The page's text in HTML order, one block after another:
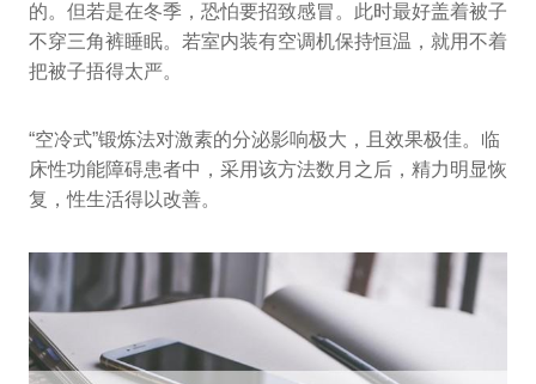
的。但若是在冬季，恐怕要招致感冒。此时最好盖着被子
不穿三角裤睡眠。若室内装有空调机保持恒温，就用不着
把被子捂得太严。
“空冷式”锻炼法对激素的分泌影响极大，且效果极佳。临
床性功能障碍患者中，采用该方法数月之后，精力明显恢
复，性生活得以改善。